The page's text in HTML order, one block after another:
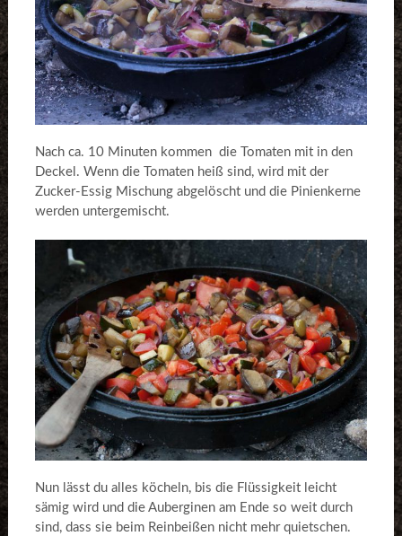
Nach ca. 10 Minuten kommen die Tomaten mit in den
Deckel. Wenn die Tomaten heiß sind, wird mit der
Zucker-Essig Mischung abgelöscht und die Pinienkerne
werden untergemischt.
Nun lässt du alles köcheln, bis die Flüssigkeit leicht
sämig wird und die Auberginen am Ende so weit durch
sind, dass sie beim Reinbeißen nicht mehr quietschen.